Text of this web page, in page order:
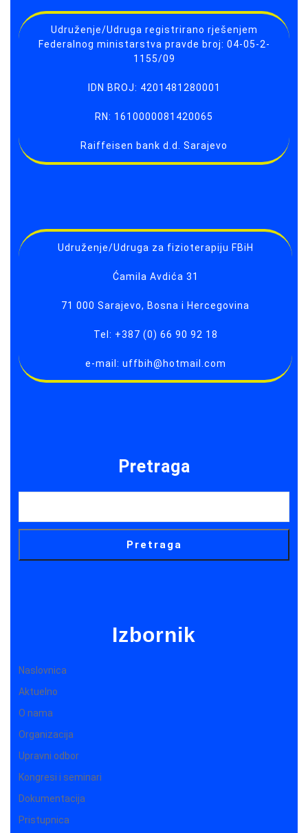
Udruženje/Udruga registrirano rješenjem
Federalnog ministarstva pravde broj: 04-05-2-
1155/09
IDN BROJ: 4201481280001
RN: 1610000081420065
Raiffeisen bank d.d. Sarajevo
Udruženje/Udruga za fizioterapiju FBiH
Ćamila Avdića 31
71 000 Sarajevo, Bosna i Hercegovina
Tel: +387 (0) 66 90 92 18
e-mail: uffbih@hotmail.com
Pretraga
Pretraga
Izbornik
Naslovnica
Aktuelno
O nama
Organizacija
Upravni odbor
Kongresi i seminari
Dokumentacija
Pristupnica